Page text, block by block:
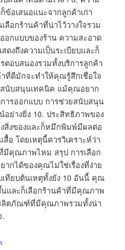
ข้อเสนอแนะจากลูกค้าเก่า
อกร้านค้าที่น่าไว้วางใจรวม
กแบบของร้าน ความสะอาด
ดงถึงความเป็นระเบียบและก็
ตอบสนองรวมทั้งบริการลูกค้า
ที่ดีมักจะทำให้คุณรู้สึกเชื่อใจ
สนับสนุนเทคนิค แม้คุณอยาก
ารออกแบบ การช่วยสนับสนุน
อย่างยิ่ง 10. ประสิทธิภาพของ
งของและก็หมึกพิมพ์มีผลต่อ
อ โดยเหตุนี้ควรวิเคราะห์ว่า
คุณภาพไหม สรุป การเลือก
กได้ของคุณไม่ใช่เรื่องที่ง่าย
ทียบต้นเหตุทั้งยัง 10 อันนี้ คุณ
นและก็เลือกร้านค้าที่มีคุณภาพ
ลิตภัณฑ์ที่มีคุณภาพรวมทั้งน่า
.